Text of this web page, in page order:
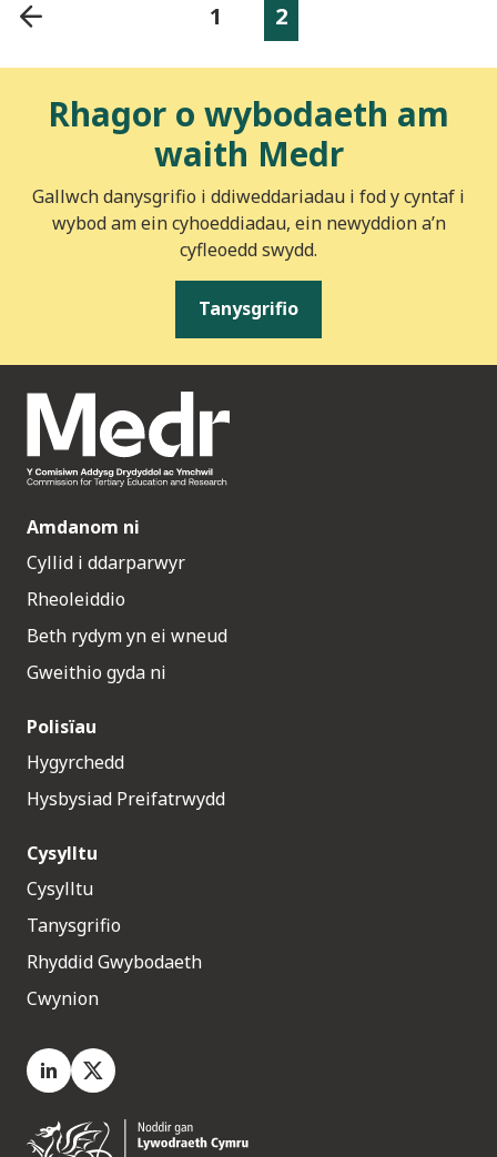
1 2
Rhagor o wybodaeth am
waith Medr
Gallwch danysgrifio i ddiweddariadau i fod y cyntaf i
wybod am ein cyhoeddiadau, ein newyddion a’n
cyfleoedd swydd.
Tanysgrifio
Amdanom ni
Cyllid i ddarparwyr
Rheoleiddio
Beth rydym yn ei wneud
Gweithio gyda ni
Polisïau
Hygyrchedd
Hysbysiad Preifatrwydd
Cysylltu
Cysylltu
Tanysgrifio
Rhyddid Gwybodaeth
Cwynion
LinkedIn
X.com